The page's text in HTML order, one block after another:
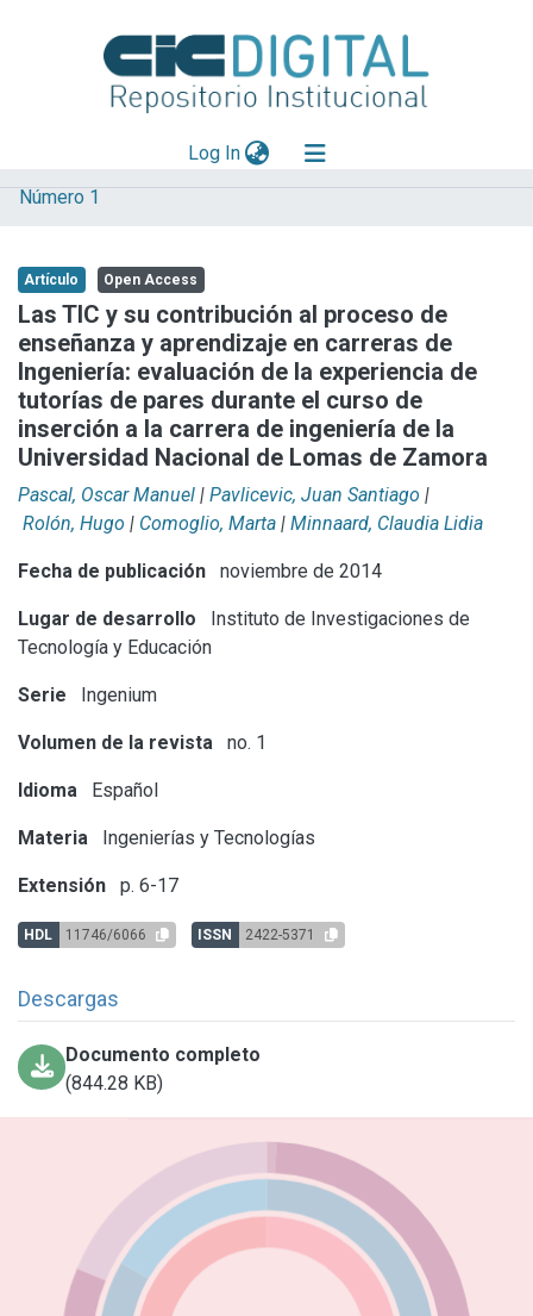
Log In(current)
Explorar
Aportar material
Statistics
Número 1
Artículo Open Access
Las TIC y su contribución al proceso de
enseñanza y aprendizaje en carreras de
Ingeniería: evaluación de la experiencia de
tutorías de pares durante el curso de
inserción a la carrera de ingeniería de la
Universidad Nacional de Lomas de Zamora
Pascal, Oscar Manuel | Pavlicevic, Juan Santiago |
Rolón, Hugo | Comoglio, Marta | Minnaard, Claudia Lidia
Fecha de publicación noviembre de 2014
Lugar de desarrollo
Instituto de Investigaciones de
Tecnología y Educación
Serie Ingenium
Volumen de la revista no. 1
Idioma Español
Materia Ingenierías y Tecnologías
Extensión p. 6-17
HDL 11746/6066 ISSN 2422-5371
Descargas
Documento completo
(844.28 KB)